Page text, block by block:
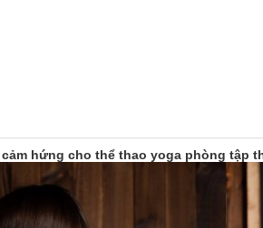
hứng cho thể thao yoga phòng tập